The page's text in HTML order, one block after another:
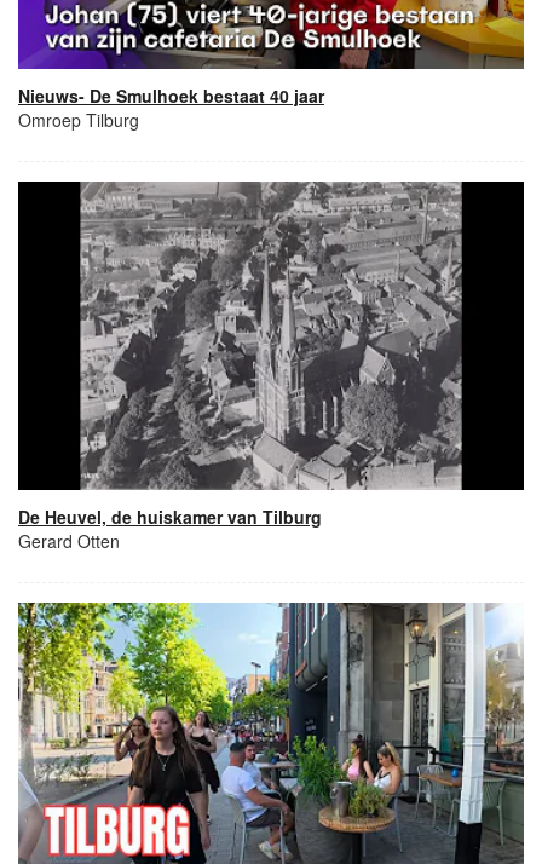
Nieuws- De Smulhoek bestaat 40 jaar
Omroep Tilburg
De Heuvel, de huiskamer van Tilburg
Gerard Otten